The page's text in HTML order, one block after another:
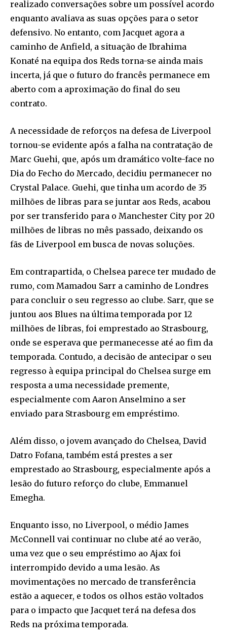
realizado conversações sobre um possível acordo
enquanto avaliava as suas opções para o setor
defensivo. No entanto, com Jacquet agora a
caminho de Anfield, a situação de Ibrahima
Konaté na equipa dos Reds torna-se ainda mais
incerta, já que o futuro do francês permanece em
aberto com a aproximação do final do seu
contrato.
A necessidade de reforços na defesa de Liverpool
tornou-se evidente após a falha na contratação de
Marc Guehi, que, após um dramático volte-face no
Dia do Fecho do Mercado, decidiu permanecer no
Crystal Palace. Guehi, que tinha um acordo de 35
milhões de libras para se juntar aos Reds, acabou
por ser transferido para o Manchester City por 20
milhões de libras no mês passado, deixando os
fãs de Liverpool em busca de novas soluções.
Em contrapartida, o Chelsea parece ter mudado de
rumo, com Mamadou Sarr a caminho de Londres
para concluir o seu regresso ao clube. Sarr, que se
juntou aos Blues na última temporada por 12
milhões de libras, foi emprestado ao Strasbourg,
onde se esperava que permanecesse até ao fim da
temporada. Contudo, a decisão de antecipar o seu
regresso à equipa principal do Chelsea surge em
resposta a uma necessidade premente,
especialmente com Aaron Anselmino a ser
enviado para Strasbourg em empréstimo.
Além disso, o jovem avançado do Chelsea, David
Datro Fofana, também está prestes a ser
emprestado ao Strasbourg, especialmente após a
lesão do futuro reforço do clube, Emmanuel
Emegha.
Enquanto isso, no Liverpool, o médio James
McConnell vai continuar no clube até ao verão,
uma vez que o seu empréstimo ao Ajax foi
interrompido devido a uma lesão. As
movimentações no mercado de transferência
estão a aquecer, e todos os olhos estão voltados
para o impacto que Jacquet terá na defesa dos
Reds na próxima temporada.